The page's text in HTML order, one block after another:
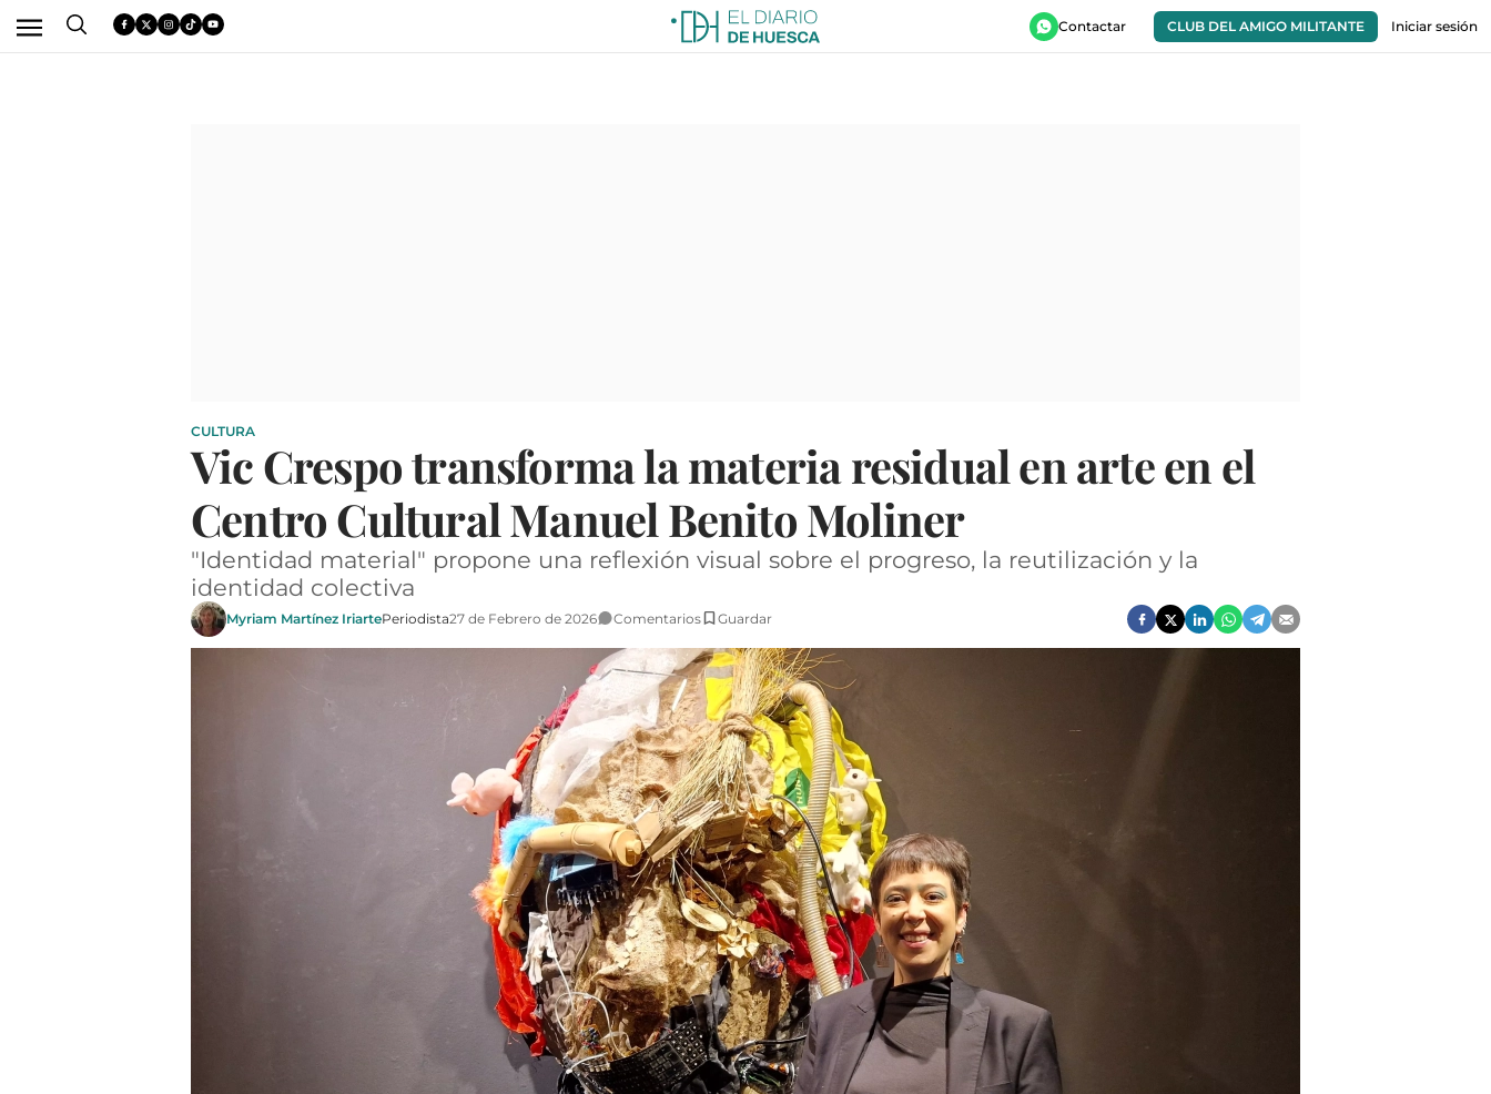
Contactar CLUB DEL AMIGO MILITANTE Iniciar sesión
CULTURA
Vic Crespo transforma la materia residual en arte en el
Centro Cultural Manuel Benito Moliner
"Identidad material" propone una reflexión visual sobre el progreso, la reutilización y la
identidad colectiva
Myriam Martínez IriartePeriodista27 de Febrero de 2026 Comentarios Guardar